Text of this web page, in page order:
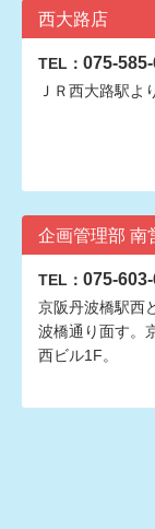
西大路店
TEL： 075-
ＪＲ西大路駅よ
企画管理部 南
TEL： 075-
京阪丹波橋駅西
波橋通り面す。
西ビル1F。